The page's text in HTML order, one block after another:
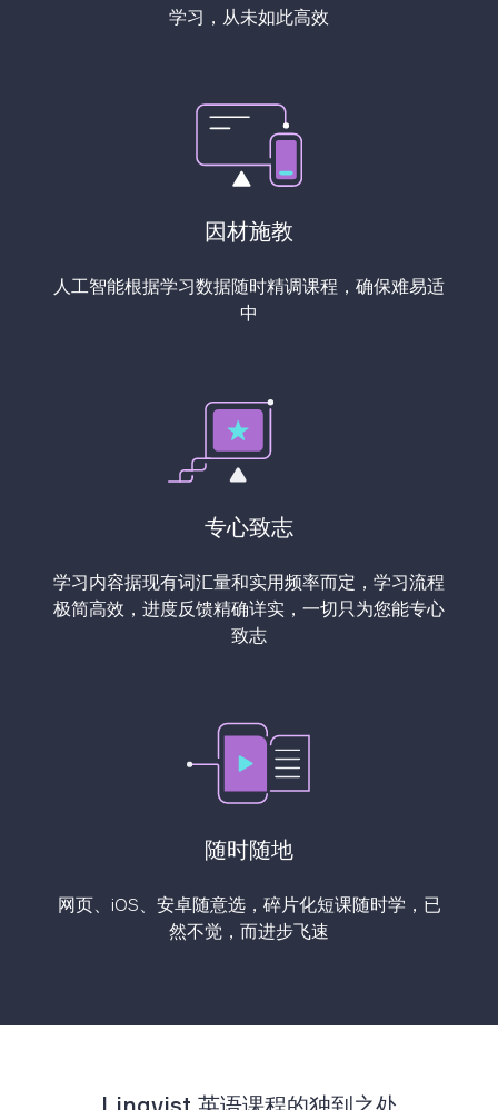
学习，从未如此高效
因材施教
人工智能根据学习数据随时精调课程，确保难易适
中
专心致志
学习内容据现有词汇量和实用频率而定，学习流程
极简高效，进度反馈精确详实，一切只为您能专心
致志
随时随地
网页、iOS、安卓随意选，碎片化短课随时学，已
然不觉，而进步飞速